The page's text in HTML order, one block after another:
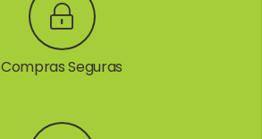
Compras Seguras